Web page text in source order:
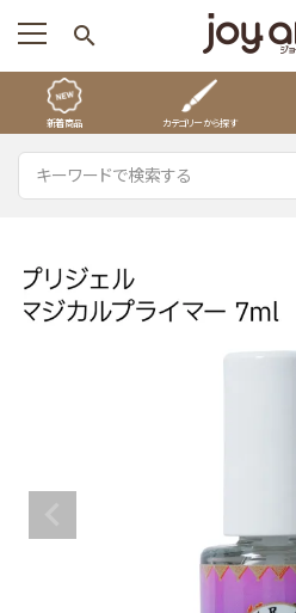
search
新着商品 カテゴリーから探す